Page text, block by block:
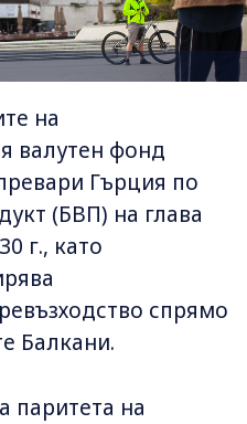
на
валутен фонд
Гърция по
(БВП) на глава
г., като
спрямо
Балкани.
паритета на